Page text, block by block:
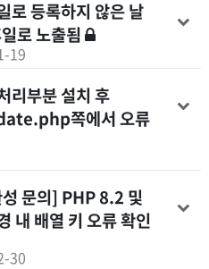
로 등록하지 않은 날
로 노출됨
19
리부분 설치 후
쪽에서 오류
문의] PHP 8.2 및
내 배열 키 오류 확인
30